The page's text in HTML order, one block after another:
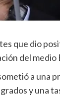
que dio
del medio
a una
y una